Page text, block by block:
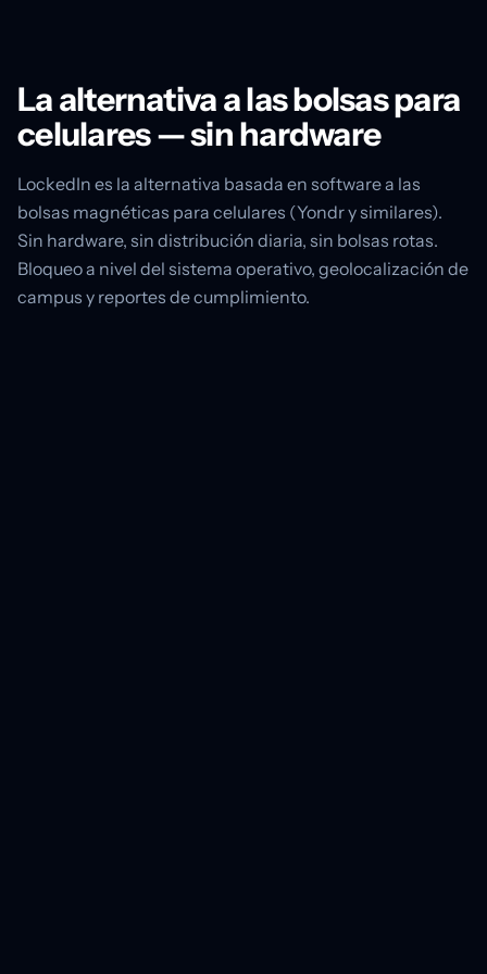
La alternativa a las bolsas para
celulares — sin hardware
LockedIn es la alternativa basada en software a las
bolsas magnéticas para celulares (Yondr y similares).
Sin hardware, sin distribución diaria, sin bolsas rotas.
Bloqueo a nivel del sistema operativo, geolocalización de
campus y reportes de cumplimiento.